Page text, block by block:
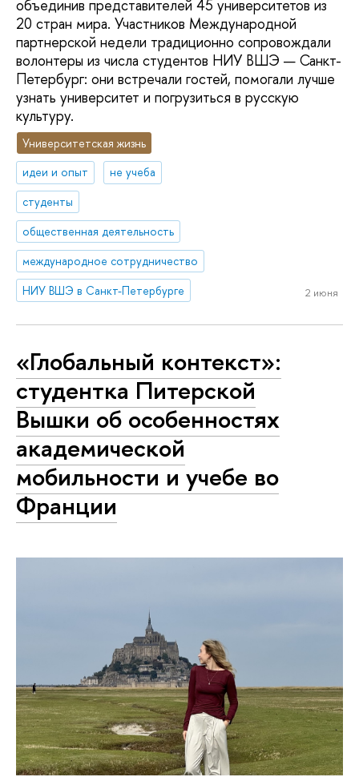
объединив представителей 45 университетов из
20 стран мира. Участников Международной
партнерской недели традиционно сопровождали
волонтеры из числа студентов НИУ ВШЭ — Санкт-
Петербург: они встречали гостей, помогали лучше
узнать университет и погрузиться в русскую
культуру.
Университетская жизнь
идеи и опыт
не учеба
студенты
общественная деятельность
международное сотрудничество
НИУ ВШЭ в Санкт-Петербурге
2 июня
«Глобальный контекст»:
студентка Питерской
Вышки об особенностях
академической
мобильности и учебе во
Франции